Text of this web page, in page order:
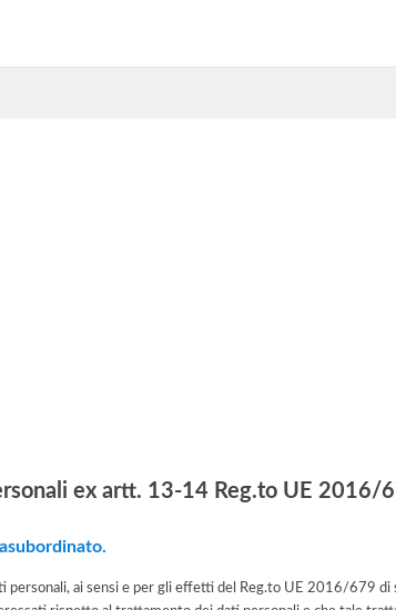
ex artt. 13-14 Reg.to UE 2016/
personali, ai sensi e per gli effetti del Reg.to UE 2016/679 di